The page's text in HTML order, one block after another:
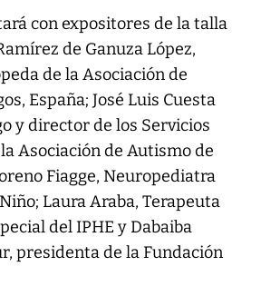
con expositores de la talla
de Ganuza López,
de la Asociación de
España; José Luis Cuesta
y director de los Servicios
Asociación de Autismo de
Fiagge, Neuropediatra
Laura Araba, Terapeuta
del IPHE y Dabaiba
presidenta de la Fundación